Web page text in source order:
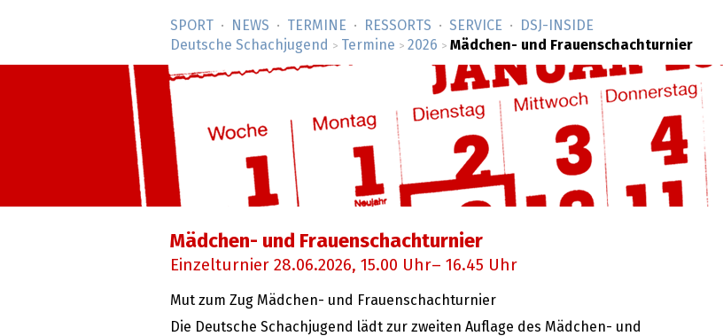
SPORT NEWS TERMINE RESSORTS SERVICE
DSJ-­INSIDE
Deutsche Schachjugend
> Termine > 2026 > Mädchen- und Frauenschachturnier
Mädchen- und Frauenschachturnier
Einzelturnier 28.06.2026, 15.00 Uhr– 16.45 Uhr
Mut zum Zug Mädchen- und Frauenschachturnier
Die Deutsche Schachjugend lädt zur zweiten Auflage des Mädchen- und